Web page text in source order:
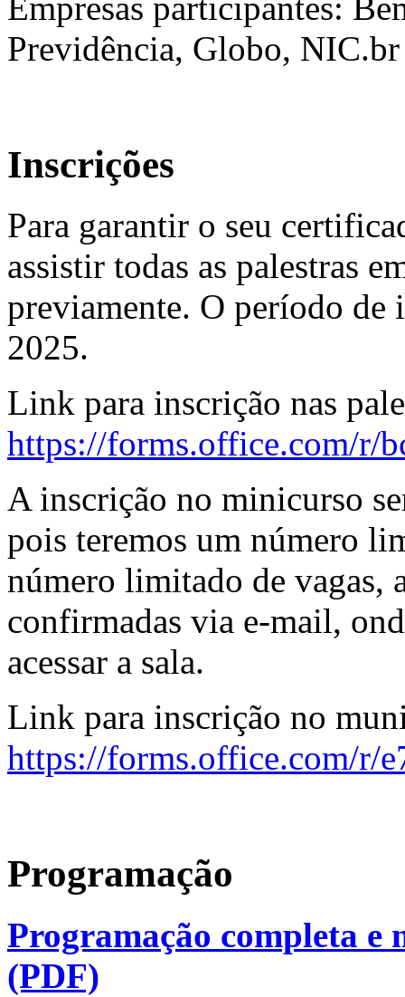
Empresas participantes:
Previdência, Globo,
Inscrições
Para garantir o seu
assistir todas as palestras
previamente. O período de
2025.
Link para inscrição nas
https://forms.office.com/r/
A inscrição no minicurso
pois teremos um número
número limitado de vagas,
confirmadas via e-mail,
acessar a sala.
Link para inscrição no
https://forms.office.com/r/
Programação
Programação completa
(PDF)